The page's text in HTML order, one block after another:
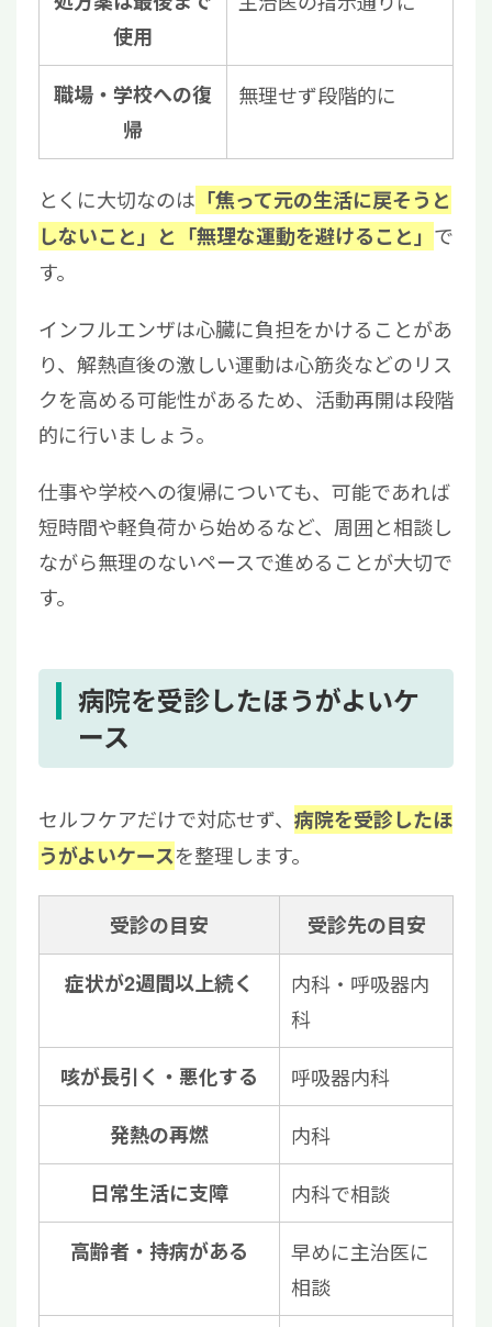
使用
職場・学校への復
帰
無理せず段階的に
とくに大切なのは 「焦って元の生活に戻そうと
しないこと」と「無理な運動を避けること」 で
す。
インフルエンザは心臓に負担をかけることがあ
り、解熱直後の激しい運動は心筋炎などのリス
クを高める可能性があるため、活動再開は段階
的に行いましょう。
仕事や学校への復帰についても、可能であれば
短時間や軽負荷から始めるなど、周囲と相談し
ながら無理のないペースで進めることが大切で
す。
病院を受診したほうがよいケ
ース
セルフケアだけで対応せず、 病院を受診したほ
うがよいケースを整理します。
受診の目安 受診先の目安
症状が2週間以上続く
内科・呼吸器内
科
咳が長引く・悪化する 呼吸器内科
発熱の再燃 内科
日常生活に支障 内科で相談
高齢者・持病がある
早めに主治医に
相談